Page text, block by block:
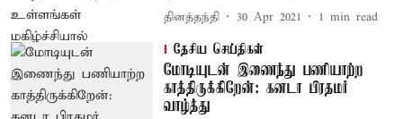
தினத்தந்தி 30 Apr 2021 1 min read
தேசிய செய்திகள்
மோடியுடன் இணைந்து பணியாற்ற
காத்திருக்கிறேன்: கனடா பிரதமர்
வாழ்த்து